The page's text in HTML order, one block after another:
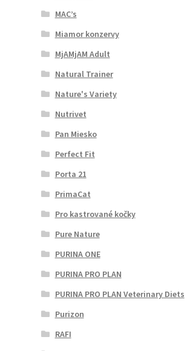
MAC’s
Miamor konzervy
MjAMjAM Adult
Natural Trainer
Nature's Variety
Nutrivet
Pan Miesko
Perfect Fit
Porta 21
PrimaCat
Pro kastrované kočky
Pure Nature
PURINA ONE
PURINA PRO PLAN
PURINA PRO PLAN Veterinary Diets
Purizon
RAFI